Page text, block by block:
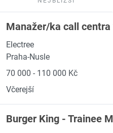
Manažer/ka call centra
Electree
Praha-Nusle
70 000 - 110 000 Kč
Včerejší
Burger King - Trainee